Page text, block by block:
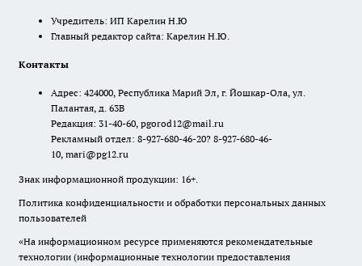
Учредитель: ИП Карелин Н.Ю
Главный редактор сайта: Карелин Н.Ю.
Контакты
Адрес: 424000, Республика Марий Эл, г. Йошкар-Ола, ул.
Палантая, д. 63В
Редакция: 31-40-60, pgorod12@mail.ru
Рекламный отдел: 8-927-680-46-20? 8-927-680-46-
10, mari@pg12.ru
Знак информационной продукции: 16+.
Политика конфиденциальности и обработки персональных данных
пользователей
«На информационном ресурсе применяются рекомендательные
технологии (информационные технологии предоставления